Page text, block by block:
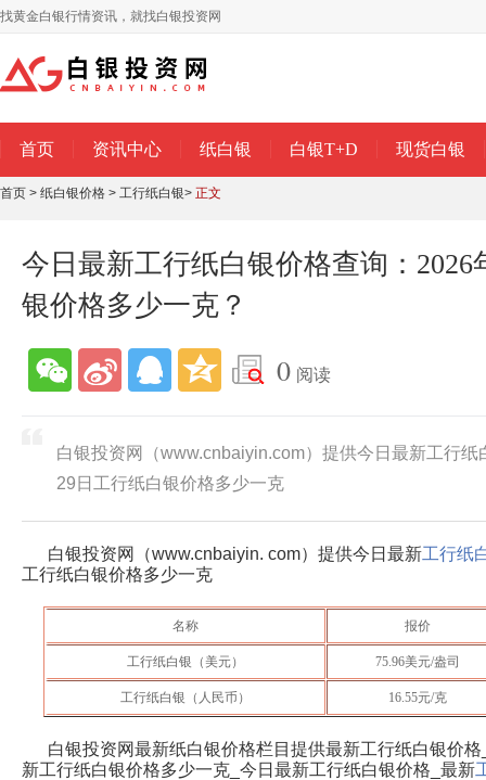
找黄金白银行情资讯，就找白银投资网
首页 资讯中心 纸白银 白银T+D 现货白银
首页 > 纸白银价格 > 工行纸白银> 正文
今日最新工行纸白银价格查询：2026
银价格多少一克？
0 阅读
白银投资网（www.cnbaiyin.com）提供今日最新工行
29日工行纸白银价格多少一克
白银投资网（www.cnbaiyin. com）提供今日最新工行纸
工行纸白银价格多少一克
名称 报价
工行纸白银（美元） 75.96美元/盎司
工行纸白银（人民币） 16.55元/克
白银投资网最新纸白银价格栏目提供最新工行纸白银价
新工行纸白银价格多少一克_今日最新工行纸白银价格_最新